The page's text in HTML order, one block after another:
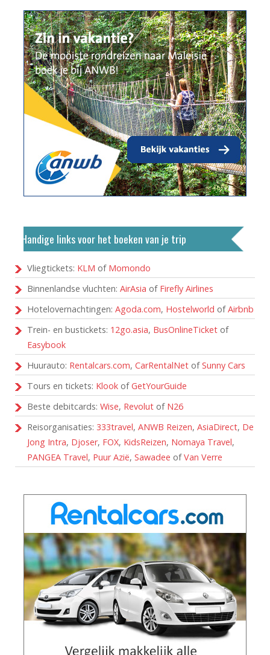
Handige links voor het boeken van je trip
Vliegtickets: KLM of Momondo
Binnenlandse vluchten: AirAsia of Firefly Airlines
Hotelovernachtingen: Agoda.com, Hostelworld ofAirbnb
Trein- en bustickets: 12go.asia, BusOnlineTicket of
Easybook
Huurauto: Rentalcars.com, CarRentalNet ofSunny Cars
Tours en tickets: Klook ofGetYourGuide
Beste debitcards: Wise, Revolut of N26
Reisorganisaties: 333travel, ANWB Reizen, AsiaDirect, De
Jong Intra, Djoser, FOX, KidsReizen, Nomaya Travel,
PANGEA Travel, Puur Azië, Sawadee ofVan Verre